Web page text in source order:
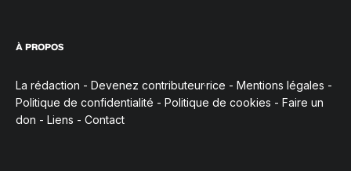
À PROPOS
La rédaction - Devenez contributeur·rice - Mentions légales -
Politique de confidentialité - Politique de cookies - Faire un
don - Liens - Contact